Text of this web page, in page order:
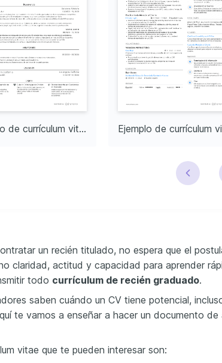
Ejemplo de currículum vitae para recién graduados del colegio
un recién titulado, no espera que el
claridad, actitud y capacidad para aprender
todo currículum de recién graduado.
saben cuándo un CV tiene potencial,
te vamos a enseñar a hacer un documento de
vitae que te pueden interesar son: